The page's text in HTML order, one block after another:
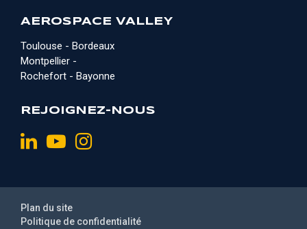
AEROSPACE VALLEY
Toulouse - Bordeaux
Montpellier -
Rochefort - Bayonne
REJOIGNEZ-NOUS
Politique de confidentialité
Plan du site